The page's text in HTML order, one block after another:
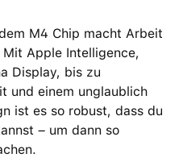
M4 Chip macht Arbeit
Apple Intelligence,
Display, bis zu
und einem unglaublich
ist es so robust, dass du
– um dann so